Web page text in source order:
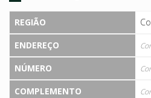
REGIÃO
ENDEREÇO
NÚMERO
COMPLEMENTO